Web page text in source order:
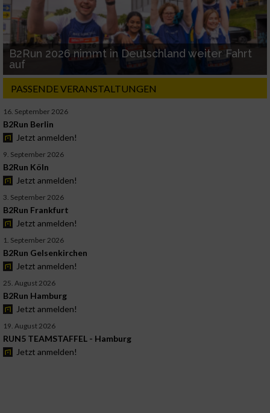
B2Run 2026 nimmt in Deutschland weiter Fahrt
auf
PASSENDE VERANSTALTUNGEN
16. September 2026
B2Run Berlin
Jetzt anmelden!
9. September 2026
B2Run Köln
Jetzt anmelden!
3. September 2026
B2Run Frankfurt
Jetzt anmelden!
1. September 2026
B2Run Gelsenkirchen
Jetzt anmelden!
25. August 2026
B2Run Hamburg
Jetzt anmelden!
19. August 2026
RUN5 TEAMSTAFFEL - Hamburg
Jetzt anmelden!